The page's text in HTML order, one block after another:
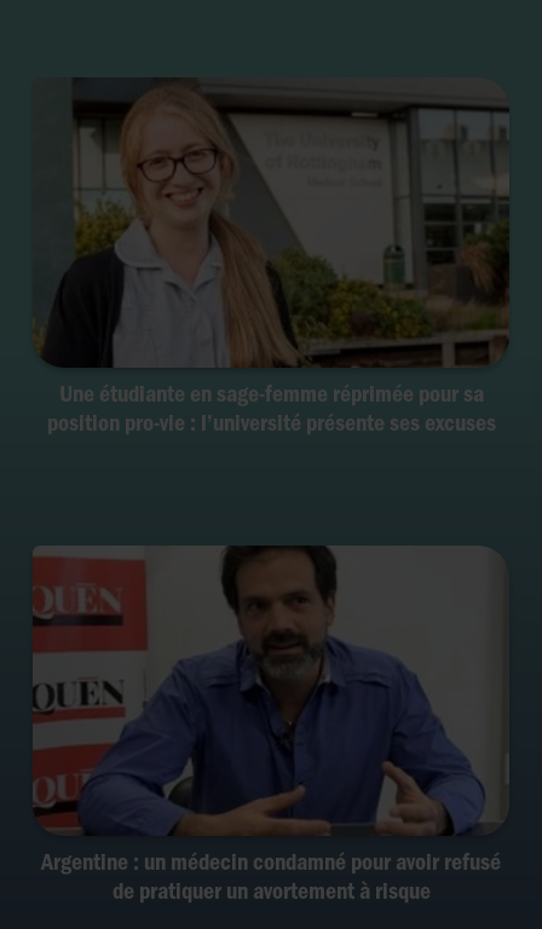
Une étudiante en sage-femme réprimée pour sa
position pro-vie : l’université présente ses excuses
Argentine : un médecin condamné pour avoir refusé
de pratiquer un avortement à risque